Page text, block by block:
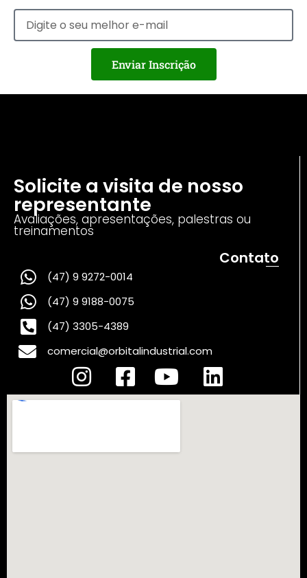
Enviar Inscrição
Solicite a visita de nosso
representante
Avaliações, apresentações, palestras ou
treinamentos
Contato
(47) 9 9272-0014
(47) 9 9188-0075
(47) 3305-4389
comercial@orbitalindustrial.com